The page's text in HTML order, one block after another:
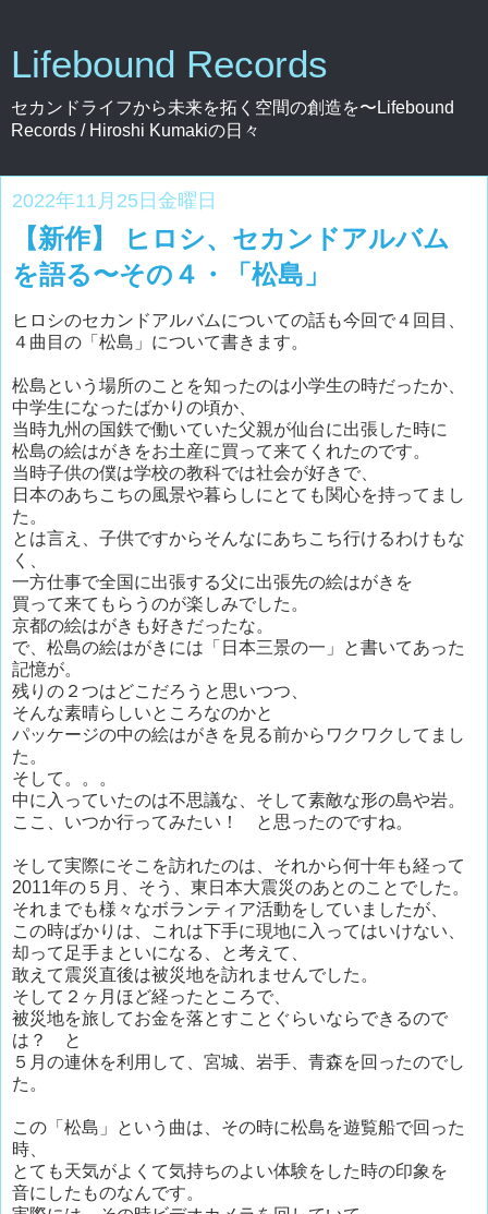
Lifebound Records
セカンドライフから未来を拓く空間の創造を〜Lifebound
Records / Hiroshi Kumakiの日々
2022年11月25日金曜日
【新作】 ヒロシ、セカンドアルバム
を語る〜その４・「松島」
ヒロシのセカンドアルバムについての話も今回で４回目、
４曲目の「松島」について書きます。
松島という場所のことを知ったのは小学生の時だったか、
中学生になったばかりの頃か、
当時九州の国鉄で働いていた父親が仙台に出張した時に
松島の絵はがきをお土産に買って来てくれたのです。
当時子供の僕は学校の教科では社会が好きで、
日本のあちこちの風景や暮らしにとても関心を持ってまし
た。
とは言え、子供ですからそんなにあちこち行けるわけもな
く、
一方仕事で全国に出張する父に出張先の絵はがきを
買って来てもらうのが楽しみでした。
京都の絵はがきも好きだったな。
で、松島の絵はがきには「日本三景の一」と書いてあった
記憶が。
残りの２つはどこだろうと思いつつ、
そんな素晴らしいところなのかと
パッケージの中の絵はがきを見る前からワクワクしてまし
た。
そして。。。
中に入っていたのは不思議な、そして素敵な形の島や岩。
ここ、いつか行ってみたい！ と思ったのですね。
そして実際にそこを訪れたのは、それから何十年も経って
2011年の５月、そう、東日本大震災のあとのことでした。
それまでも様々なボランティア活動をしていましたが、
この時ばかりは、これは下手に現地に入ってはいけない、
却って足手まといになる、と考えて、
敢えて震災直後は被災地を訪れませんでした。
そして２ヶ月ほど経ったところで、
被災地を旅してお金を落とすことぐらいならできるので
は？ と
５月の連休を利用して、宮城、岩手、青森を回ったのでし
た。
この「松島」という曲は、その時に松島を遊覧船で回った
時、
とても天気がよくて気持ちのよい体験をした時の印象を
音にしたものなんです。